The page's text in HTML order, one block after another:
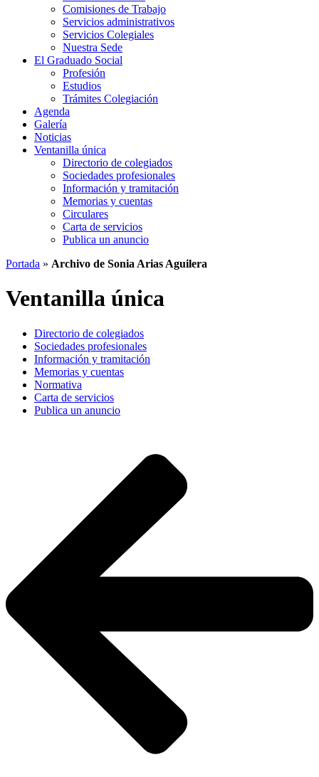
Comisiones de Trabajo
Servicios administrativos
Servicios Colegiales
Nuestra Sede
El Graduado Social
Profesión
Estudios
Trámites Colegiación
Agenda
Galería
Noticias
Ventanilla única
Directorio de colegiados
Sociedades profesionales
Información y tramitación
Memorias y cuentas
Circulares
Carta de servicios
Publica un anuncio
Portada » Archivo de Sonia Arias Aguilera
Ventanilla única
Directorio de colegiados
Sociedades profesionales
Información y tramitación
Memorias y cuentas
Normativa
Carta de servicios
Publica un anuncio